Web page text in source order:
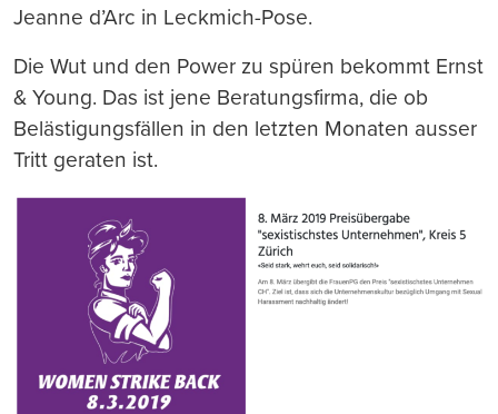
Jeanne d’Arc in Leckmich-Pose.
Die Wut und den Power zu spüren bekommt Ernst
& Young. Das ist jene Beratungsfirma, die ob
Belästigungsfällen in den letzten Monaten ausser
Tritt geraten ist.